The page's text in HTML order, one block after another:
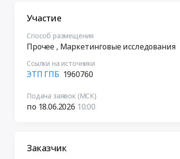
Участие
Способ размещения
Прочее , Маркетинговые исследования
Ссылки на источники
ЭТП ГПБ 1960760
Подача заявок (МСК)
по 18.06.2026 10:00
Заказчик